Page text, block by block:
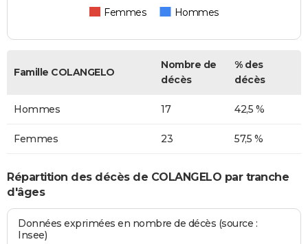
Femmes Hommes
Famille COLANGELO
Nombre de
décès
% des
décès
Hommes 17 42,5 %
Femmes 23 57,5 %
Répartition des décès de COLANGELO par tranche
d'âges
Données exprimées en nombre de décès (source :
Insee)